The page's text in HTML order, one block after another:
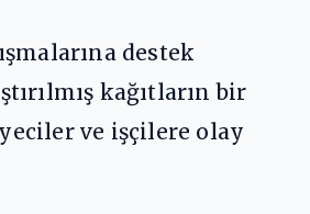
destek
kağıtların bir
ve işçilere olay